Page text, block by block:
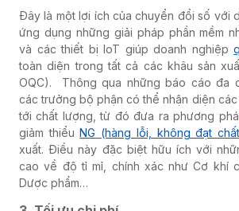
Đây là một lợi ích của chuyển đổi số với
ứng dụng những giải pháp phần mềm
và các thiết bị IoT giúp doanh nghiệp
toàn diện trong tất cả các khâu sản
OQC). Thông qua những báo cáo đa
các trưởng bộ phận có thể nhận diện
tới chất lượng, từ đó đưa ra phương
giảm thiểuNG (hàng lỗi, không đạt
xuất. Điều này đặc biệt hữu ích với
cao về độ tỉ mỉ, chính xác như Cơ khí
Dược phẩm…